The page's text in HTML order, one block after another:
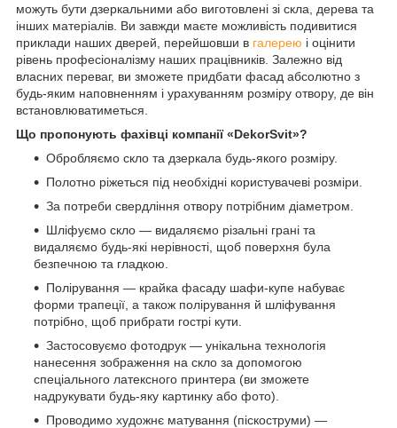
можуть бути дзеркальними або виготовлені зі скла, дерева та
інших матеріалів. Ви завжди маєте можливість подивитися
приклади наших дверей, перейшовши в галерею і оцінити
рівень професіоналізму наших працівників. Залежно від
власних переваг, ви зможете придбати фасад абсолютно з
будь-яким наповненням і урахуванням розміру отвору, де він
встановлюватиметься.
Що пропонують фахівці компанії «DekorSvit»?
Обробляємо скло та дзеркала будь-якого розміру.
Полотно ріжеться під необхідні користувачеві розміри.
За потреби свердління отвору потрібним діаметром.
Шліфуємо скло — видаляємо різальні грані та
видаляємо будь-які нерівності, щоб поверхня була
безпечною та гладкою.
Полірування — крайка фасаду шафи-купе набуває
форми трапеції, а також полірування й шліфування
потрібно, щоб прибрати гострі кути.
Застосовуємо фотодрук — унікальна технологія
нанесення зображення на скло за допомогою
спеціального латексного принтера (ви зможете
надрукувати будь-яку картинку або фото).
Проводимо художнє матування (піскоструми) —